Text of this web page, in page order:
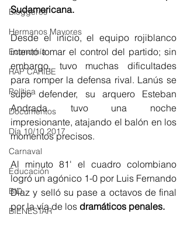
Bloggeros
Hermanos Mayores
Economía
RAP CARIBE
Política
Documentos
Día 10/10 2017
Carnaval
Educación
BID
BIENESTAR
Sudamericana.
Desde el inicio, el equipo rojiblanco
intentó tomar el control del partido; sin
embargo, tuvo muchas dificultades
para romper la defensa rival. Lanús se
supo defender, su arquero Esteban
Andrada tuvo una noche
impresionante, atajando el balón en los
momentos precisos.
Al minuto 81' el cuadro colombiano
logró un agónico 1-0 por Luis Fernando
Díaz y selló su pase a octavos de final
por la vía de los dramáticos penales.